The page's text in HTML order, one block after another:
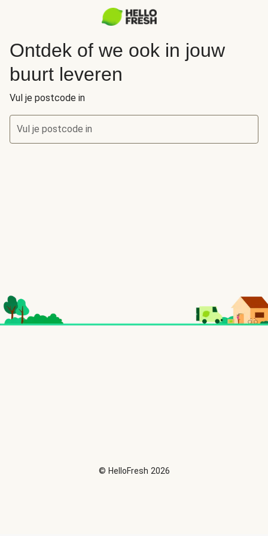
Ontdek of we ook in jouw
buurt leveren
Vul je postcode in
Vul je postcode in
© HelloFresh 2026